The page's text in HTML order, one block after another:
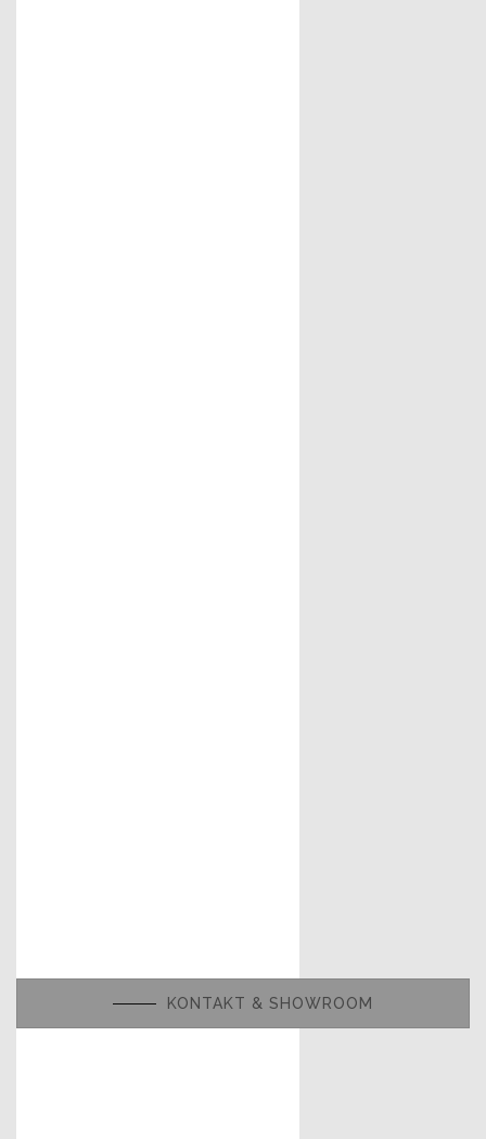
KONTAKT & SHOWROOM